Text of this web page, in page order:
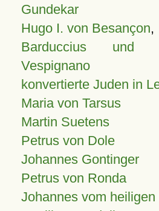
Gundekar
Hugo I. von Besançon,
Barduccius und
Vespignano
konvertierte Juden in
Maria von Tarsus
Martin Suetens
Petrus von Dole
Johannes Gontinger
Petrus von Ronda
Johannes vom heiligen